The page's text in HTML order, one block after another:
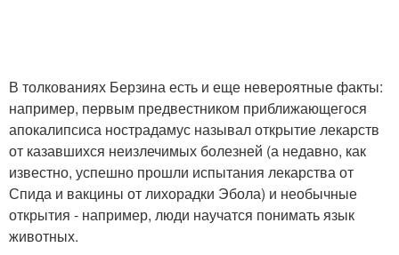
В толкованиях Берзина есть и еще невероятные факты:
например, первым предвестником приближающегося
апокалипсиса нострадамус называл открытие лекарств
от казавшихся неизлечимых болезней (а недавно, как
известно, успешно прошли испытания лекарства от
Спида и вакцины от лихорадки Эбола) и необычные
открытия - например, люди научатся понимать язык
животных.